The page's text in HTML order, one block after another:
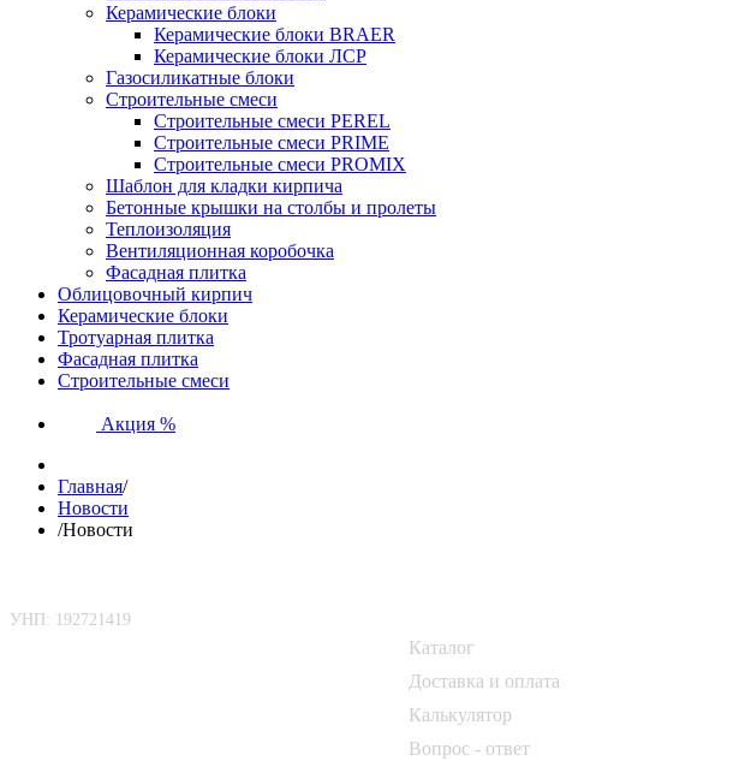
Керамические блоки
Керамические блоки BRAER
Керамические блоки ЛСР
Газосиликатные блоки
Строительные смеси
Строительные смеси PEREL
Строительные смеси PRIME
Строительные смеси PROMIX
Шаблон для кладки кирпича
Бетонные крышки на столбы и пролеты
Теплоизоляция
Вентиляционная коробочка
Фасадная плитка
Облицовочный кирпич
Керамические блоки
Тротуарная плитка
Фасадная плитка
Строительные смеси
Акция %
Главная/
Новости
/Новости
УНП: 192721419
Каталог
Доставка и оплата
Калькулятор
Вопрос - ответ